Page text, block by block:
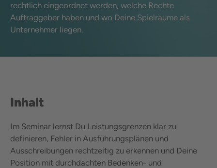
rechtlich eingeordnet werden, welche Rechte
Auftraggeber haben und wo Deine Spielräume als
Unternehmer liegen.
Inhalt
Im Seminar lernst Du Leistungsgrenzen klar zu
definieren, Fehler in Ausführungsplänen und
Ausschreibungen rechtzeitig zu erkennen und Deine
Position mit durchdachten Bedenken- und